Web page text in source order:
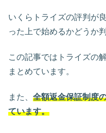
いくらトライズの評判が
った上で始めるかどうか
この記事ではトライズの
まとめています。
また、 全額返金保証制度
ています。